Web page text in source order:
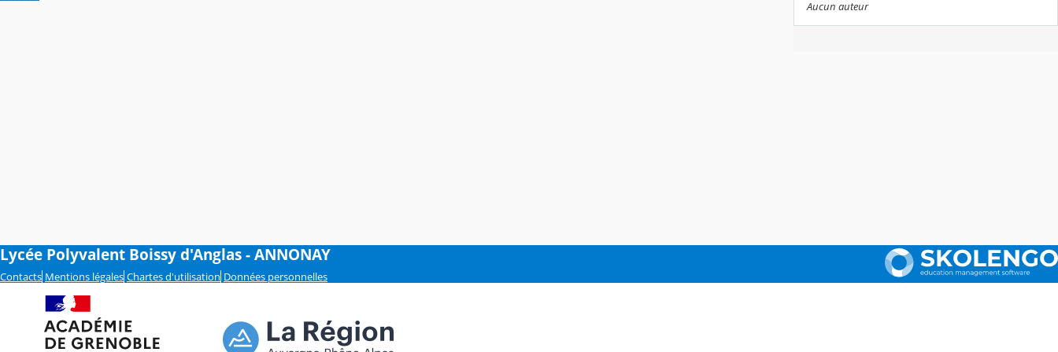
Aucun auteur
Lycée Polyvalent Boissy d'Anglas - ANNONAY
Contacts Mentions légales Chartes d'utilisation Données personnelles